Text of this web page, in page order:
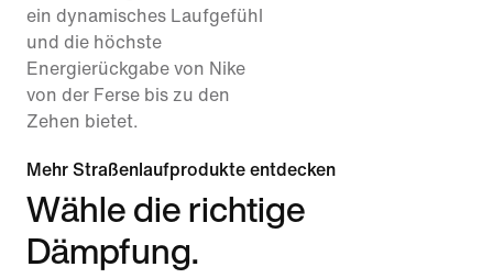
ein dynamisches Laufgefühl
und die höchste
Energierückgabe von Nike
von der Ferse bis zu den
Zehen bietet.
Mehr Straßenlaufprodukte entdecken
Wähle die richtige
Dämpfung.